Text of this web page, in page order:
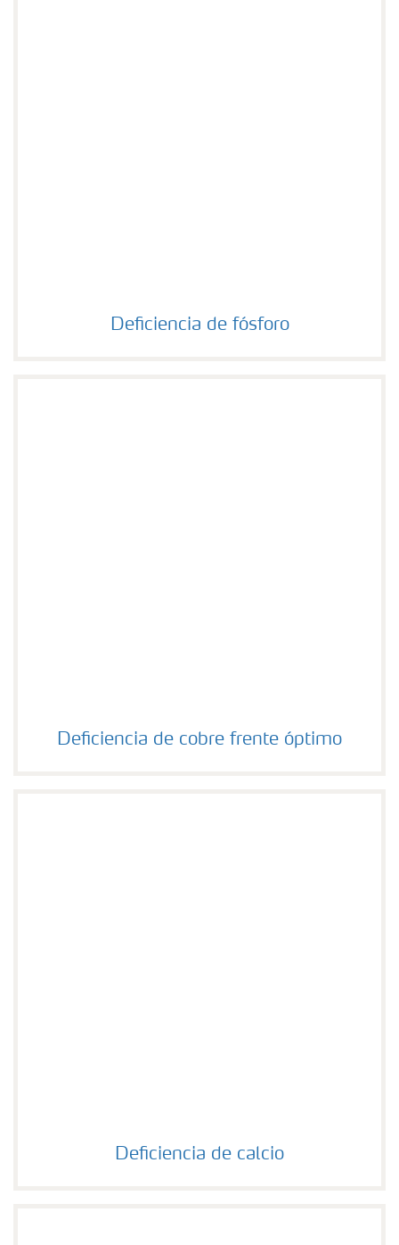
Deficiencia de fósforo
Deficiencia de fósforo
Deficiencia de cobre frente óptimo
Deficiencia de cobre frente óptimo
Deficiencia de calcio
Deficiencia de calcio